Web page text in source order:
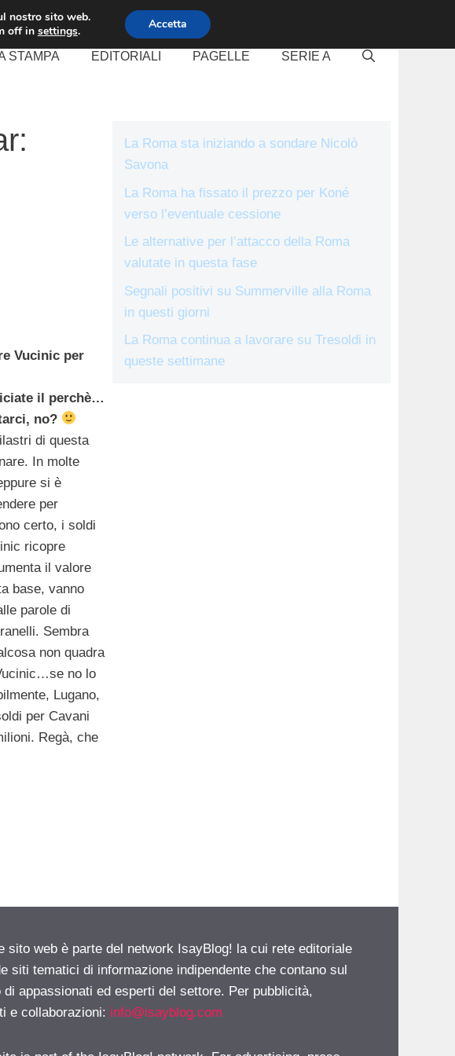
STAMPA EDITORIALI PAGELLE SERIE A
Vucinic per
il perchè…
no?
di questa
In molte
si è
per
certo, i soldi
ricopre
il valore
base, vanno
parole di
Sembra
non quadra
no lo
Lugano,
per Cavani
Regà, che
La Roma sta iniziando a sondare Nicolò
Savona
La Roma ha fissato il prezzo per Koné
verso l’eventuale cessione
Le alternative per l’attacco della Roma
valutate in questa fase
Segnali positivi su Summerville alla Roma
in questi giorni
La Roma continua a lavorare su Tresoldi in
queste settimane
sito web è parte del network IsayBlog! la cui rete editoriale
siti tematici di informazione indipendente che contano sul
di appassionati ed esperti del settore. Per pubblicità,
e collaborazioni: info@isayblog.com
nostro sito web.
off in settings. Accetta